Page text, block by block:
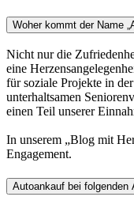
Woher kommt der Name
Nicht nur die
eine
für soziale Projekte in
unterhaltsamen
einen Teil unserer
In unserem „Blog mit
Engagement.
Autoankauf bei folgenden